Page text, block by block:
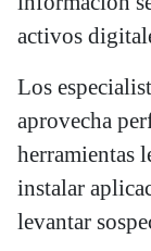
activos
Los
aprovecha
herramientas
instalar
levantar